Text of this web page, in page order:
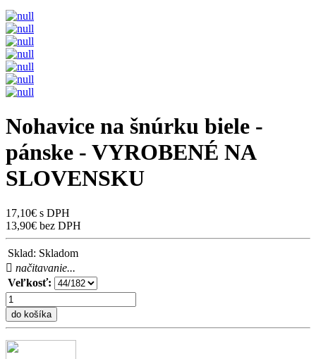
Nohavice na šnúrku biele -
pánske - VYROBENÉ NA
SLOVENSKU
17,10€ s DPH
13,90€ bez DPH
Sklad: Skladom
načitavanie...
Veľkosť:
do košíka